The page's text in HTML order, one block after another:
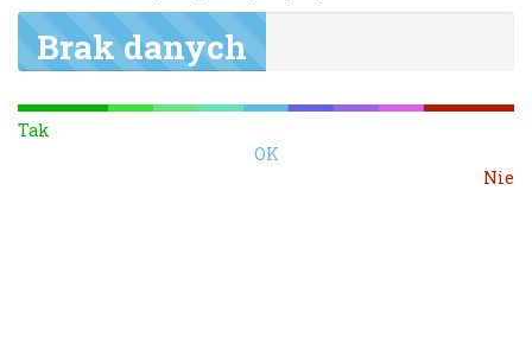
Brak danych
Tak
OK
Nie